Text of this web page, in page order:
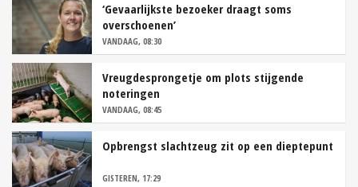
‘Gevaarlijkste bezoeker draagt soms
overschoenen’
VANDAAG, 08:30
Vreugdesprongetje om plots stijgende
noteringen
VANDAAG, 08:45
Opbrengst slachtzeug zit op een dieptepunt
GISTEREN, 17:29